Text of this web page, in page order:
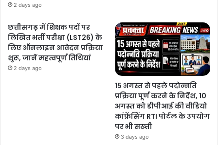
2 days ago
छत्तीसगढ़ में शिक्षक पदों पर
लिखित भर्ती परीक्षा (LST26) के
लिए ऑनलाइन आवेदन प्रक्रिया
शुरू, जानें महत्वपूर्ण तिथियां
2 days ago
15 अगस्त से पहले पदोन्नति
प्रक्रिया पूर्ण करने के निर्देश, 10
अगस्त को डीपीआई की वीडियो
कांफ्रेंसिंग RTI पोर्टल के उपयोग
पर भी सख्ती
3 days ago